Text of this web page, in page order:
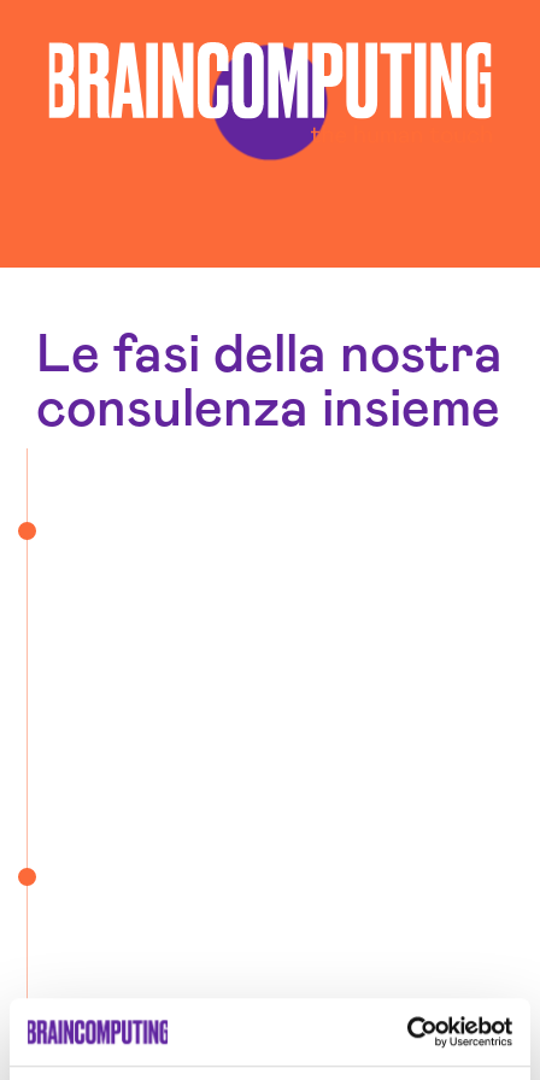
Le fasi della nostra
consulenza insieme